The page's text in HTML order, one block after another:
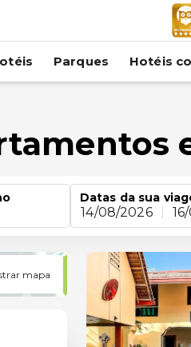
Parques Hotéis
Datas da sua
14/08/2026
mapa